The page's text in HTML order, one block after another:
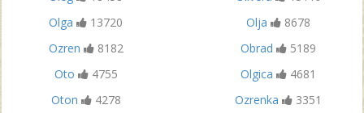
Olga
13720 Olja
8678
Ozren
8182 Obrad
5189
Oto
4755 Olgica
4681
Oton
4278 Ozrenka
3351